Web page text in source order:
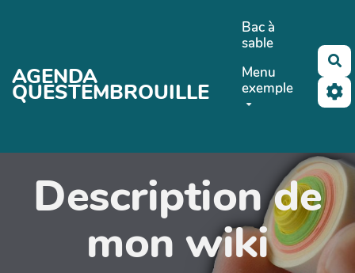
AGENDA
QUESTEMBROUILLE
Bac à
sable
Menu
exemple
Description de
mon wiki